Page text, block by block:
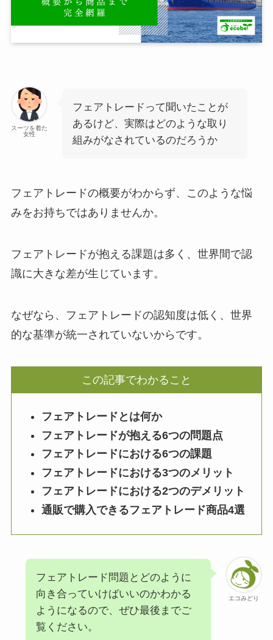
スーツを着た
女性
フェアトレードって聞いたことが
あるけど、実際はどのような取り
組みがなされているのだろうか
フェアトレードの概要がわからず、このような悩
みをお持ちではありませんか。
フェアトレードが抱える課題は多く、世界間で認
識に大きな差が生じています。
なぜなら、フェアトレードの認知度は低く、世界
的な基準が統一されていないからです。
この記事でわかること
フェアトレードとは何か
フェアトレードが抱える6つの問題点
フェアトレードにおける6つの課題
フェアトレードにおける3つのメリット
フェアトレードにおける2つのデメリット
通販で購入できるフェアトレード商品4選
エコみどり
フェアトレード問題とどのように
向き合っていけばいいのかわかる
ようになるので、ぜひ最後までご
覧ください。